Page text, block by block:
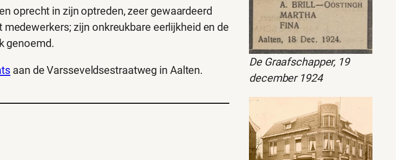
oprecht in zijn optreden, zeer gewaardeerd
zijn onkreukbare eerlijkheid en de
genoemd.
aan de Varsseveldsestraatweg in Aalten.
De Graafschapper, 19
december 1924